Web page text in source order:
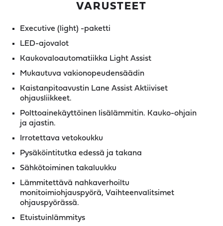
VARUSTEET
Executive (light) -paketti
LED-ajovalot
Kaukovaloautomatiikka Light Assist
Mukautuva vakionopeudensäädin
Kaistanpitoavustin Lane Assist Aktiiviset
ohjausliikkeet.
Polttoainekäyttöinen lisälämmitin. Kauko-ohjain
ja ajastin.
Irrotettava vetokoukku
Pysäköintitutka edessä ja takana
Sähkötoiminen takaluukku
Lämmitettävä nahkaverhoiltu
monitoimiohjauspyörä, Vaihteenvalitsimet
ohjauspyörässä.
Etuistuinlämmitys